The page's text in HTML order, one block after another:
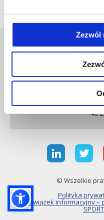
Zezwól
+48
© Wszelkie
Polityka
Obowiązek informacyjny –